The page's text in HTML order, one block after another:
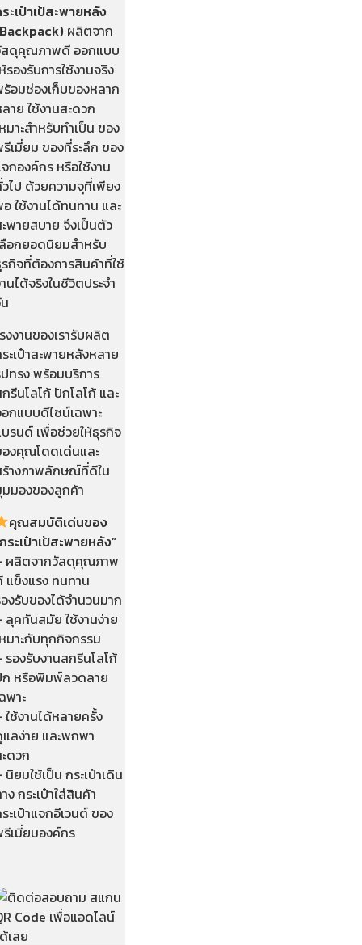
ะเป๋าเป้สะพายหลัง
ผลิตจาก
ดุคุณภาพดี ออกแบบ
รองรับการใช้งานจริง
อมช่องเก็บของหลาก
าย ใช้งานสะดวก
มาะสำหรับทำเป็น ของ
เมี่ยม ของที่ระลึก ของ
กองค์กร หรือใช้งาน
ไป ด้วยความจุที่เพียง
ใช้งานได้ทนทาน และ
พายสบาย จึงเป็นตัว
อกยอดนิยมสำหรับ
กิจที่ต้องการสินค้าที่ใช้
นได้จริงในชีวิตประจำ
งงานของเรารับผลิต
ะเป๋าสะพายหลังหลาย
ทรง พร้อมบริการ
รีนโลโก้ ปักโลโก้ และ
กแบบดีไซน์เฉพาะ
รนด์ เพื่อช่วยให้ธุรกิจ
งคุณโดดเด่นและ
างภาพลักษณ์ที่ดีใน
มองของลูกค้า
คุณสมบัติเด่นของ
ระเป๋าเป้สะพายหลัง”
ผลิตจากวัสดุคุณภาพ
แข็งแรง ทนทาน
งรับของได้จำนวนมาก
ลุคทันสมัย ใช้งานง่าย
มาะกับทุกกิจกรรม
รองรับงานสกรีนโลโก้
หรือพิมพ์ลวดลาย
พาะ
ใช้งานได้หลายครั้ง
ลง่าย และพกพา
ดวก
นิยมใช้เป็น กระเป๋าเดิน
ง กระเป๋าใส่สินค้า
ะเป๋าแจกอีเวนต์ ของ
เมี่ยมองค์กร